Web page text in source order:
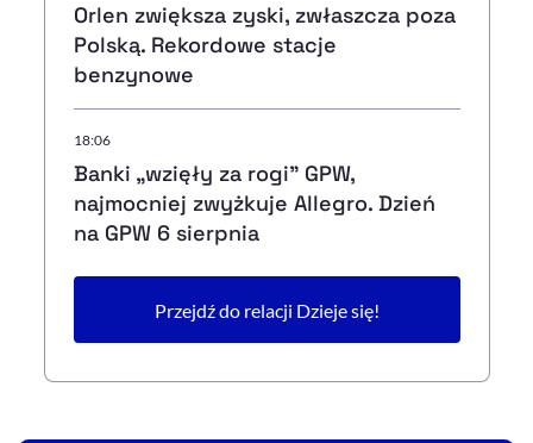
Orlen zwiększa zyski, zwłaszcza poza
Polską. Rekordowe stacje
benzynowe
18:06
Banki „wzięły za rogi" GPW,
najmocniej zwyżkuje Allegro. Dzień
na GPW 6 sierpnia
Przejdź do relacji Dzieje się!